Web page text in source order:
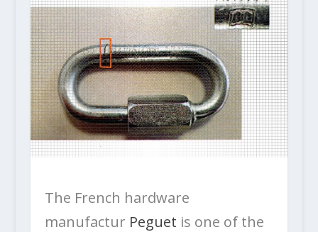
The French hardware
manufactur Peguet is one of the